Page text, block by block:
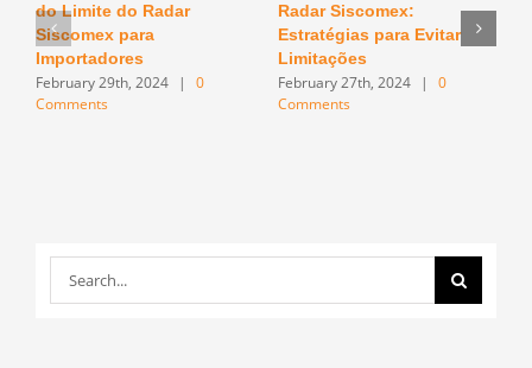
do Limite do Radar
Siscomex para
Importadores
February 29th, 2024 |
0
Comments
Radar Siscomex:
Estratégias para Evitar
Limitações
February 27th, 2024 |
0
Comments
Search
for: